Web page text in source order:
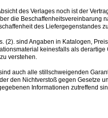
des Verlages noch ist der
die Beschaffenheitsvereinbarung
des Liefergegenstandes
(2). sind Angaben in Katalogen,
keinesfalls als
verstehen.
auch alle stillschweigenden
den Nichtverstoß gegen Gesetze
Informationen zutreffend